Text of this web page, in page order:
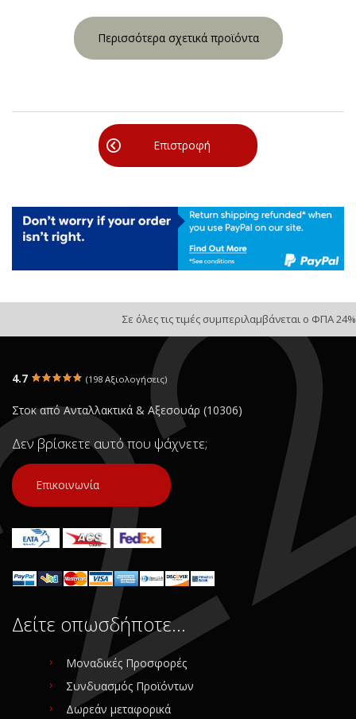
Περισσότερα σχετικά προϊόντα
Επιστροφή
Σε όλες τις τιμές συμπεριλαμβάνεται ο ΦΠΑ 24%
4.7 (198 Αξιολογήσεις)
Στοκ από Ανταλλακτικά & Αξεσουάρ (10306)
Δεν βρίσκετε αυτό που ψάχνετε;
Επικοινωνία
Δείτε οπωσδήποτε…
Μοναδικές Προσφορές
Συνδυασμός Προϊόντων
Δωρεάν μεταφορικά